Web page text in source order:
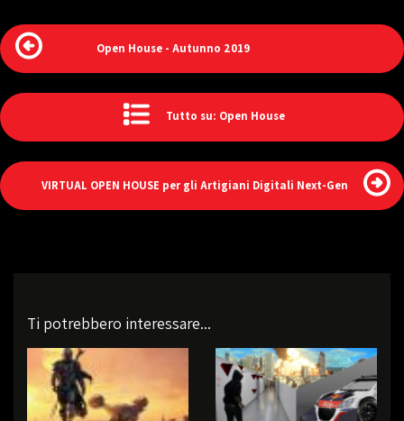
Open House - Autunno 2019
Tutto su: Open House
VIRTUAL OPEN HOUSE per gli Artigiani Digitali Next-Gen
Ti potrebbero interessare...